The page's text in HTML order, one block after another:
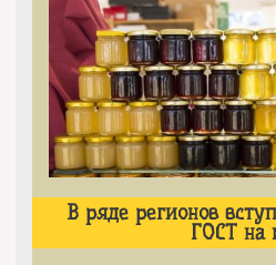
В ряде регионов
ГОСТ на